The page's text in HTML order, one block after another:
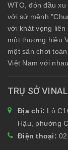
WTO, đón đầu
với sứ mệnh
với khát vọng
một thương hiệu
một sân chơi
Việt Nam với nhau.
TRỤ SỞ
Địa chỉ: Lô
Hậu, phường
Điện thoại: